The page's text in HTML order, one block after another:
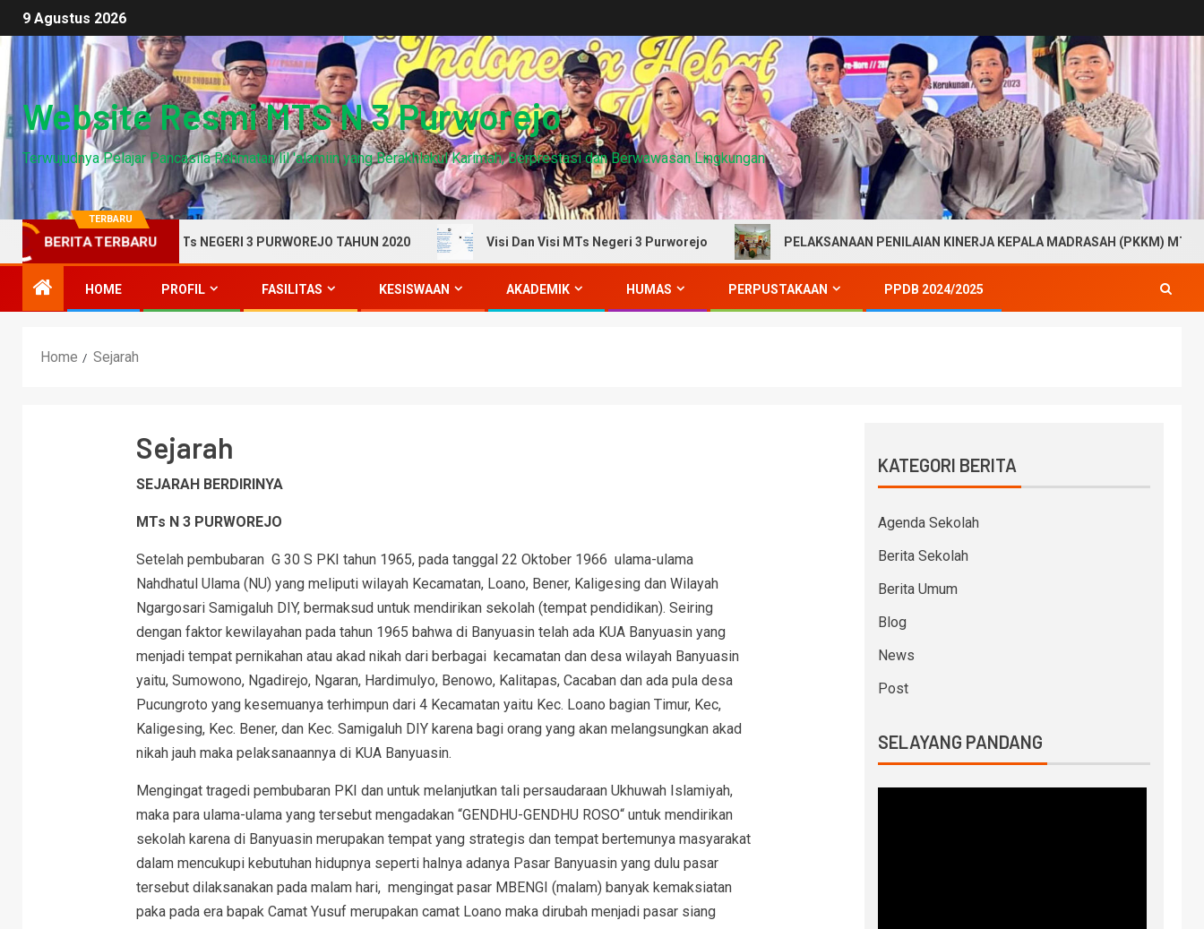
9 Agustus 2026
Website Resmi MTS N 3 Purworejo
Terwujudnya Pelajar Pancasila Rahmatan lil 'alamiin yang Berakhlakul Karimah, Berprestasi dan Berwawasan Lingkungan
TERBARU
BERITA TERBARU
AKREDITASI MTs NEGERI 3 PURWOREJO TAHUN 2020 Visi Dan Visi MTs Negeri 3 Purworejo PELAKSANAAN PENILAIAN KINERJA KEPALA MADRASAH (PKKM) MTs NEGERI 3
HOME PROFIL FASILITAS KESISWAAN AKADEMIK HUMAS PERPUSTAKAAN PPDB 2024/2025
Home Sejarah
Sejarah
SEJARAH BERDIRINYA
MTs N 3 PURWOREJO
Setelah pembubaran G 30 S PKI tahun 1965, pada tanggal 22 Oktober 1966 ulama-ulama
Nahdhatul Ulama (NU) yang meliputi wilayah Kecamatan, Loano, Bener, Kaligesing dan Wilayah
Ngargosari Samigaluh DIY, bermaksud untuk mendirikan sekolah (tempat pendidikan). Seiring
dengan faktor kewilayahan pada tahun 1965 bahwa di Banyuasin telah ada KUA Banyuasin yang
menjadi tempat pernikahan atau akad nikah dari berbagai kecamatan dan desa wilayah Banyuasin
yaitu, Sumowono, Ngadirejo, Ngaran, Hardimulyo, Benowo, Kalitapas, Cacaban dan ada pula desa
Pucungroto yang kesemuanya terhimpun dari 4 Kecamatan yaitu Kec. Loano bagian Timur, Kec,
Kaligesing, Kec. Bener, dan Kec. Samigaluh DIY karena bagi orang yang akan melangsungkan akad
nikah jauh maka pelaksanaannya di KUA Banyuasin.
Mengingat tragedi pembubaran PKI dan untuk melanjutkan tali persaudaraan Ukhuwah Islamiyah,
maka para ulama-ulama yang tersebut mengadakan “GENDHU-GENDHU ROSO“ untuk mendirikan
sekolah karena di Banyuasin merupakan tempat yang strategis dan tempat bertemunya masyarakat
dalam mencukupi kebutuhan hidupnya seperti halnya adanya Pasar Banyuasin yang dulu pasar
tersebut dilaksanakan pada malam hari, mengingat pasar MBENGI (malam) banyak kemaksiatan
paka pada era bapak Camat Yusuf merupakan camat Loano maka dirubah menjadi pasar siang
KATEGORI BERITA
Agenda Sekolah
Berita Sekolah
Berita Umum
Blog
News
Post
SELAYANG PANDANG